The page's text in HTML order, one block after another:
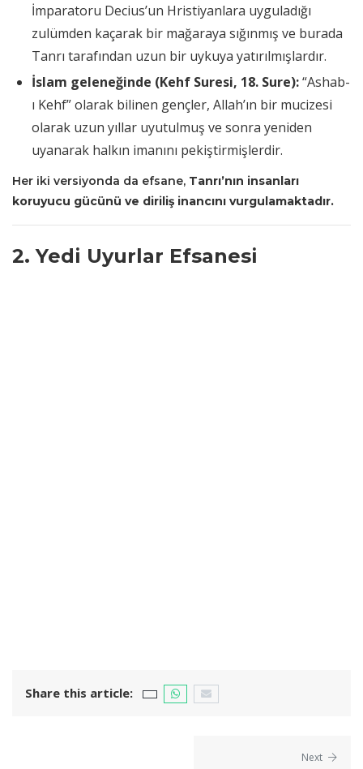
İmparatoru Decius’un Hristiyanlara uyguladığı
zulümden kaçarak bir mağaraya sığınmış ve burada
Tanrı tarafından uzun bir uykuya yatırılmışlardır.
İslam geleneğinde (Kehf Suresi, 18. Sure):“Ashab-
ı Kehf” olarak bilinen gençler, Allah’ın bir mucizesi
olarak uzun yıllar uyutulmuş ve sonra yeniden
uyanarak halkın imanını pekiştirmişlerdir.
Her iki versiyonda da efsane, Tanrı’nın insanları
koruyucu gücünü ve diriliş inancını vurgulamaktadır.
2. Yedi Uyurlar Efsanesi
Share this article:
Next